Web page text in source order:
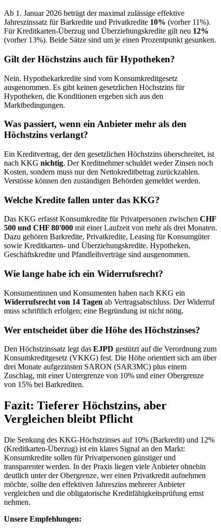
Ab 1. Januar 2026 beträgt der maximal zulässige effektive
Jahreszinssatz für Barkredite und Privatkredite 10% (vorher 11%).
Für Kreditkarten-Überzug und Überziehungskredite gilt neu 12%
(vorher 13%). Beide Sätze sind um je einen Prozentpunkt gesunken.
Gilt der Höchstzins auch für Hypotheken?
Nein. Hypothekarkredite sind vom Konsumkreditgesetz
ausgenommen. Es gibt keinen gesetzlichen Höchstzins für
Hypotheken, die Konditionen ergeben sich aus den
Marktbedingungen.
Was passiert, wenn ein Anbieter mehr als den
Höchstzins verlangt?
Ein Kreditvertrag, der den gesetzlichen Höchstzins überschreitet, ist
nach KKG nichtig. Der Kreditnehmer schuldet weder Zinsen noch
Kosten, sondern muss nur den Nettokreditbetrag zurückzahlen.
Verstösse können den zuständigen Behörden gemeldet werden.
Welche Kredite fallen unter das KKG?
Das KKG erfasst Konsumkredite für Privatpersonen zwischen CHF
500 und CHF 80'000 mit einer Laufzeit von mehr als drei Monaten.
Dazu gehören Barkredite, Privatkredite, Leasing für Konsumgüter
sowie Kreditkarten- und Überziehungskredite. Hypotheken,
Geschäftskredite und Pfandleihverträge sind ausgenommen.
Wie lange habe ich ein Widerrufsrecht?
Konsumentinnen und Konsumenten haben nach KKG ein
Widerrufsrecht von 14 Tagen ab Vertragsabschluss. Der Widerruf
muss schriftlich erfolgen; eine Begründung ist nicht nötig.
Wer entscheidet über die Höhe des Höchstzinses?
Den Höchstzinssatz legt das EJPD gestützt auf die Verordnung zum
Konsumkreditgesetz (VKKG) fest. Die Höhe orientiert sich am über
drei Monate aufgezinsten SARON (SAR3MC) plus einem
Zuschlag, mit einer Untergrenze von 10% und einer Obergrenze
von 15% bei Barkrediten.
Fazit: Tieferer Höchstzins, aber
Vergleichen bleibt Pflicht
Die Senkung des KKG-Höchstzinses auf 10% (Barkredit) und 12%
(Kreditkarten-Überzug) ist ein klares Signal an den Markt:
Konsumkredite sollen für Privatpersonen günstiger und
transparenter werden. In der Praxis liegen viele Anbieter ohnehin
deutlich unter der Obergrenze, wer einen Privatkredit aufnehmen
möchte, sollte den effektiven Jahreszins mehrerer Anbieter
vergleichen und die obligatorische Kreditfähigkeitsprüfung ernst
nehmen.
Unsere Empfehlungen: